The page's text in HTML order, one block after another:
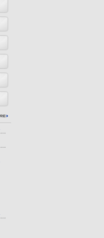
自动检重秤配喷码机的特点与应用
高速自动检重秤的工艺原理：守护产品质量的幕后力量
药片金属检测机的工作原理与工艺流程